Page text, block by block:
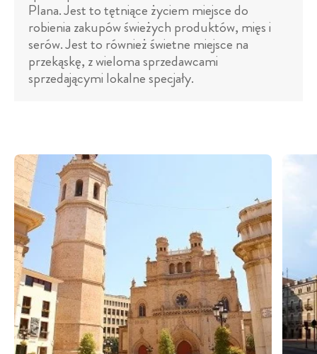
Plana. Jest to tętniące życiem miejsce do
robienia zakupów świeżych produktów, mięs i
serów. Jest to również świetne miejsce na
przekąskę, z wieloma sprzedawcami
sprzedającymi lokalne specjały.